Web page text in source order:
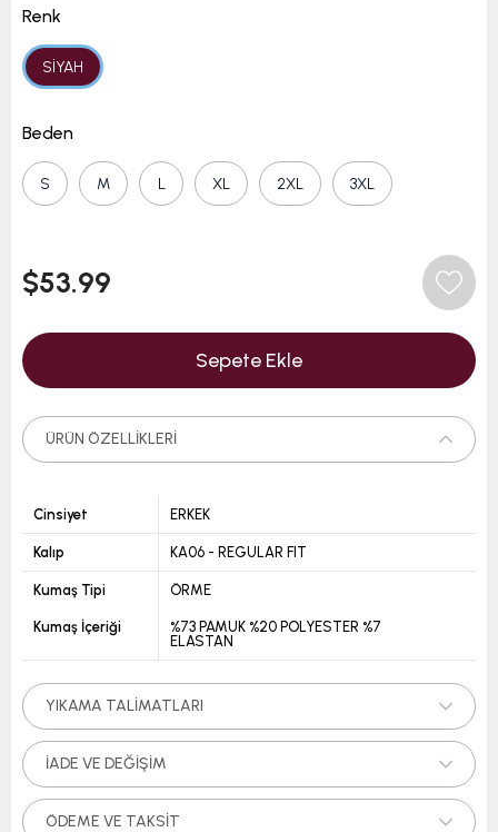
Renk
SİYAH
Beden
S M L XL 2XL 3XL
$53.99
ÜRÜN ÖZELLIKLERI
Cinsiyet ERKEK
Kalıp KA06 - REGULAR FIT
Kumaş Tipi ÖRME
Kumaş İçeriği
%73 PAMUK %20 POLYESTER %7
ELASTAN
YIKAMA TALIMATLARI
İADE VE DEĞIŞIM
ÖDEME VE TAKSIT